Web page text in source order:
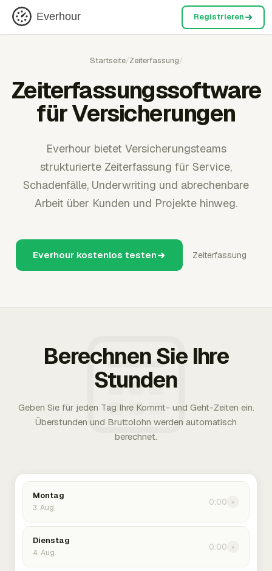
Everhour Registrieren
Startseite/Zeiterfassung/
Zeiterfassungssoftware
für Versicherungen
Everhour bietet Versicherungsteams
strukturierte Zeiterfassung für Service,
Schadenfälle, Underwriting und abrechenbare
Arbeit über Kunden und Projekte hinweg.
Everhour kostenlos testen Zeiterfassung
Berechnen Sie Ihre
Stunden
Geben Sie für jeden Tag Ihre Kommt- und Geht-Zeiten ein.
Überstunden und Bruttolohn werden automatisch
berechnet.
Montag
3. Aug.
0:00 ›
Dienstag
4. Aug.
0:00 ›